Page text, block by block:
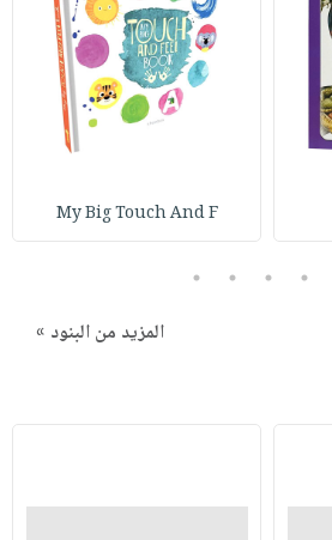
My Big Touch And F
2
3
4
5
المزيد من البنود »